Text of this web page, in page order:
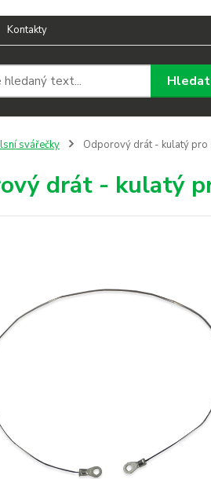
Kontakty
Hledat
svářečky Odporový drát - kulatý pro
drát - kulatý